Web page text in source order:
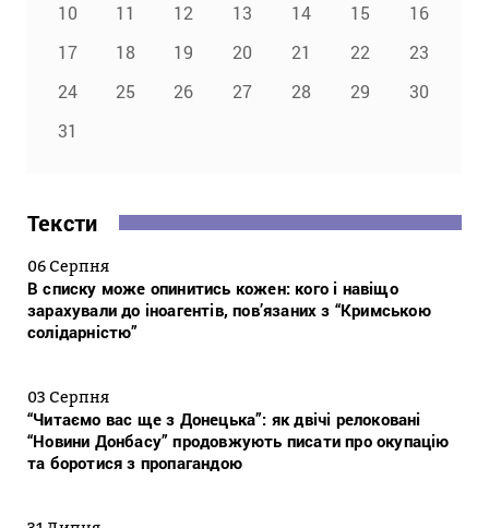
10
11 12 13 14 15
16
17
18 19 20 21 22
23
24
25 26 27 28 29
30
31
Тексти
06 Серпня
В списку може опинитись кожен: кого і навіщо
зарахували до іноагентів, пов’язаних з “Кримською
солідарністю”
03 Серпня
“Читаємо вас ще з Донецька”: як двічі релоковані
“Новини Донбасу” продовжують писати про окупацію
та боротися з пропагандою